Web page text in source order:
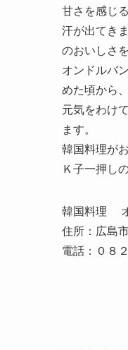
甘さを感じ
汗が出てき
のおいしさ
オンドルバ
めた頃から
元気をわけ
ます。
韓国料理が
Ｋ子一押し
韓国料理
住所：広島
電話：０８